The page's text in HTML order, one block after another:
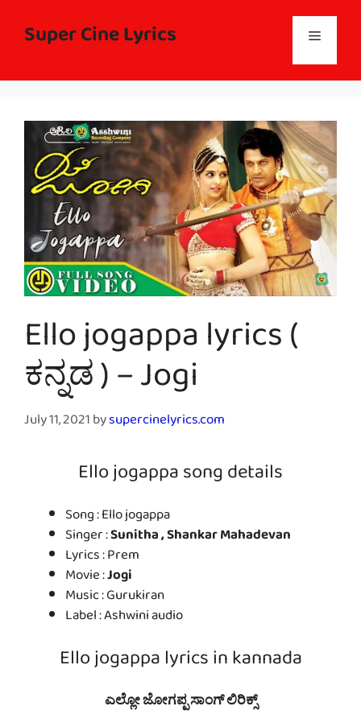
contentSuper Cine Lyrics Menu
Ello jogappa lyrics (
ಕನ್ನಡ ) – Jogi
July 11, 2021bysupercinelyrics.com
Ello jogappa song details
Song : Ello jogappa
Singer :Sunitha , Shankar Mahadevan
Lyrics : Prem
Movie :Jogi
Music : Gurukiran
Label : Ashwini audio
Ello jogappa lyrics in kannada
ಎಲ್ಲೋ ಜೋಗಪ್ಪ ಸಾಂಗ್ ಲಿರಿಕ್ಸ್